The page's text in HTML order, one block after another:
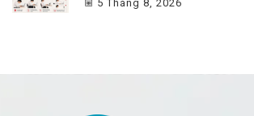
5 Tháng 8, 2026